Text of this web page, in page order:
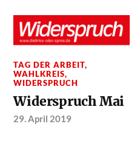
TAG DER ARBEIT,
WAHLKREIS,
WIDERSPRUCH
Widerspruch Mai
29. April 2019